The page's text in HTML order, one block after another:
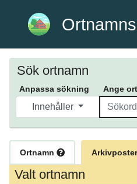
Sök ortnamn
Anpassa sökning Ange
Innehåller
Ortnamn
Valt ortnamn